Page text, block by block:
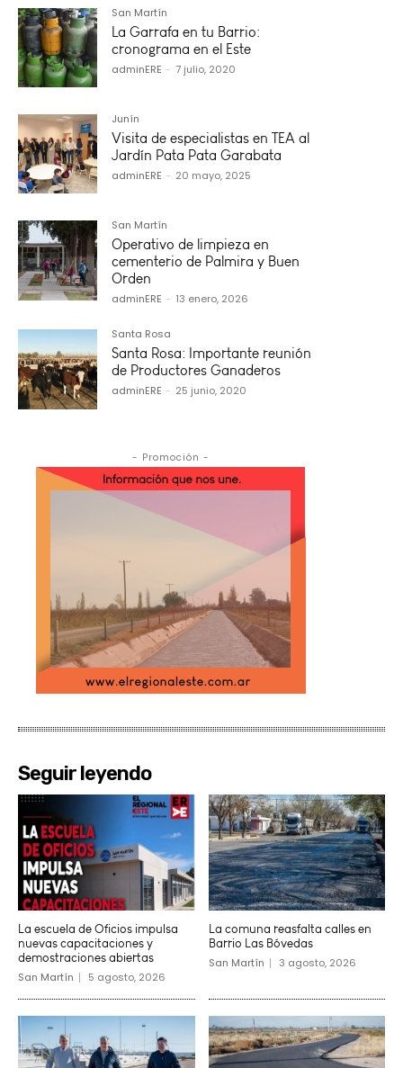
San Martín
La Garrafa en tu Barrio:
cronograma en el Este
adminERE - 7 julio, 2020
Junín
Visita de especialistas en TEA al
Jardín Pata Pata Garabata
adminERE - 20 mayo, 2025
San Martín
Operativo de limpieza en
cementerio de Palmira y Buen
Orden
adminERE - 13 enero, 2026
Santa Rosa
Santa Rosa: Importante reunión
de Productores Ganaderos
adminERE - 25 junio, 2020
- Promoción -
Seguir leyendo
La escuela de Oficios impulsa
nuevas capacitaciones y
demostraciones abiertas
San Martín 5 agosto, 2026
La comuna reasfalta calles en
Barrio Las Bóvedas
San Martín 3 agosto, 2026